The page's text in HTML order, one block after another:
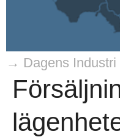
→ Dagens Industri